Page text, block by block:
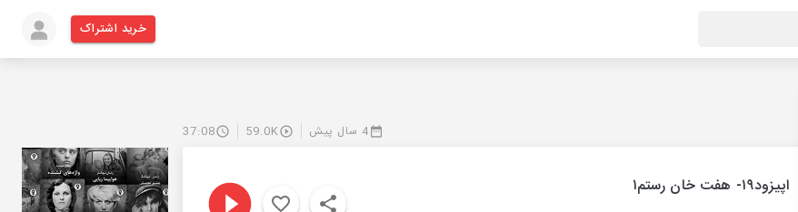
خرید اشتراک
4 سال پیش 59.0K
37:08
اپیزود۱۹- هفت خان رستم۱